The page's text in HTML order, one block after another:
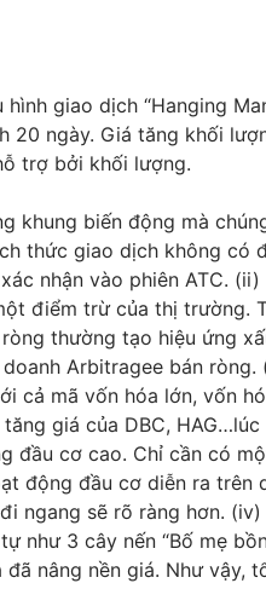
giao dịch “Hanging
20 ngày. Giá tăng khối
trợ bởi khối lượng.
khung biến động mà
thức giao dịch không có
nhận vào phiên ATC. (ii)
điểm trừ của thị trường.
thường tạo hiệu ứng
Arbitragee bán ròng.
cả mã vốn hóa lớn, vốn
giá của DBC, HAG…lúc
đầu cơ cao. Chỉ cần có
động đầu cơ diễn ra trên
ngang sẽ rõ ràng hơn. (iv)
như 3 cây nến “Bố mẹ
nâng nền giá. Như vậy,